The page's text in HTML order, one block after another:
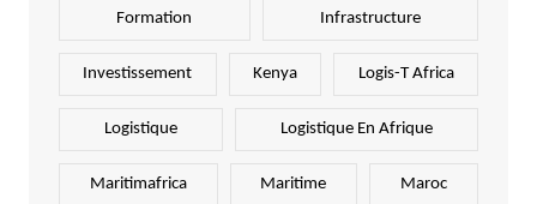
Formation Infrastructure
Investissement Kenya Logis-T Africa
Logistique Logistique En Afrique
Maritimafrica Maritime Maroc